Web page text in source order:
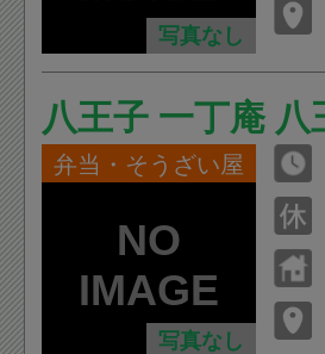
写真なし
八王子 一丁庵
弁当・そうざい屋
写真なし